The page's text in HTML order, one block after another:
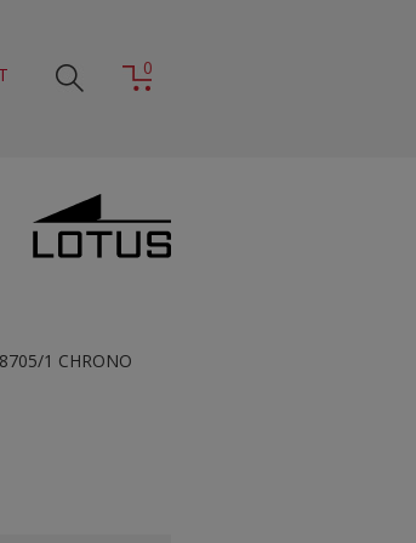
0
1 CHRONO